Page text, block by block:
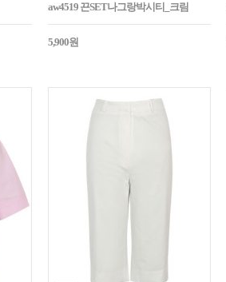
aw4519 끈SET나그랑박시티_크림
5,900원